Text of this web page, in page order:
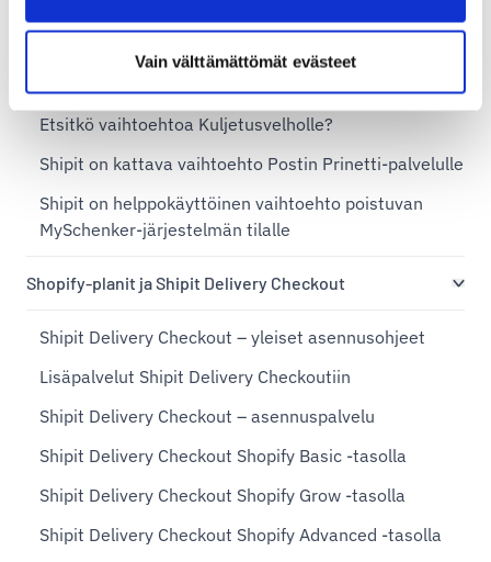
Vain välttämättömät evästeet
Etsitkö vaihtoehtoa Kuljetusvelholle?
Shipit on kattava vaihtoehto Postin Prinetti-palvelulle
Shipit on helppokäyttöinen vaihtoehto poistuvan
MySchenker-järjestelmän tilalle
Shopify-planit ja Shipit Delivery Checkout
Shipit Delivery Checkout – yleiset asennusohjeet
Lisäpalvelut Shipit Delivery Checkoutiin
Shipit Delivery Checkout – asennuspalvelu
Shipit Delivery Checkout Shopify Basic -tasolla
Shipit Delivery Checkout Shopify Grow -tasolla
Shipit Delivery Checkout Shopify Advanced -tasolla